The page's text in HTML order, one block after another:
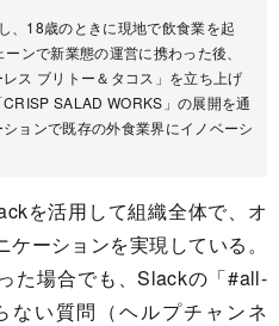
、18歳のときに現地で飲食業を起
ンで新業態の運営に携わった後、
ス ブリトー＆タコス」を立ち上げ
SALAD WORKS」の展開を通
ョンで既存の外食業界にイノベーシ
を活用して組織全体で、オ
ーションを実現している。
た場合でも、Slackの「#all-
ない質問（ヘルプチャンネ